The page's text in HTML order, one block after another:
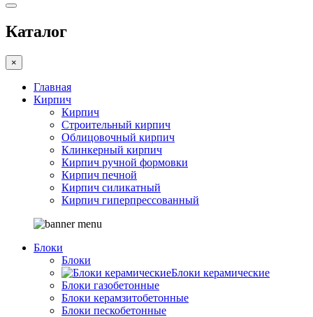
Каталог
×
Главная
Кирпич
Кирпич
Строительный кирпич
Облицовочный кирпич
Клинкерный кирпич
Кирпич ручной формовки
Кирпич печной
Кирпич силикатный
Кирпич гиперпрессованный
Блоки
Блоки
Блоки керамические
Блоки газобетонные
Блоки керамзитобетонные
Блоки пескобетонные